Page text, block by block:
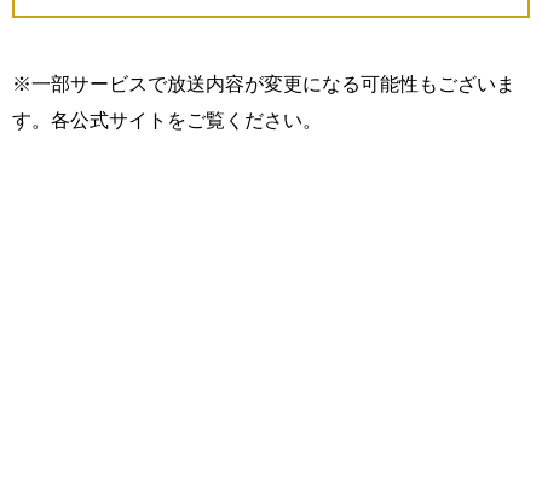
※一部サービスで放送内容が変更になる可能性もございま
す。各公式サイトをご覧ください。